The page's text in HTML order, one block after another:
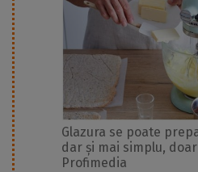
Glazura se poate
dar și mai simplu,
Profimedia